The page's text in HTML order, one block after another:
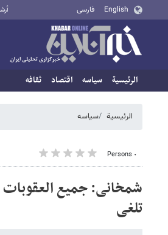
English فارسی
الرئيسية سیاسه اقتصاد ثقافه
الرئيسية سیاسه
٠ Persons
شمخانی: جمیع العقوبات
تلغی